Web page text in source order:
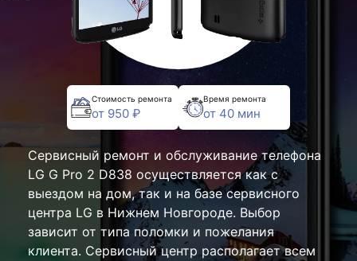
Стоимость ремонта
от 950 ₽
Время ремонта
от 40 мин
Сервисный ремонт и обслуживание телефона
LG G Pro 2 D838 осуществляется как с
выездом на дом, так и на базе сервисного
центра LG в Нижнем Новгороде. Выбор
зависит от типа поломки и пожелания
клиента. Сервисный центр располагает всем